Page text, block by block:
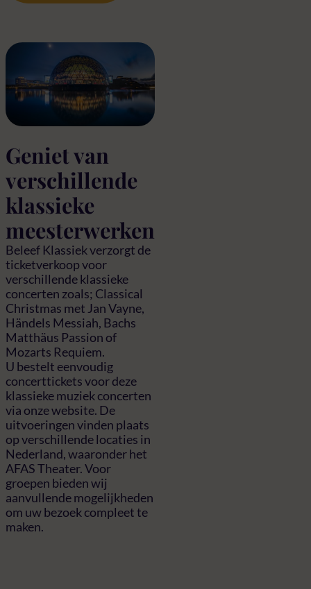
Geniet van
verschillende
klassieke
meesterwerken
Beleef Klassiek verzorgt de
ticketverkoop voor
verschillende klassieke
concerten zoals; Classical
Christmas met Jan Vayne,
Händels Messiah, Bachs
Matthäus Passion of
Mozarts Requiem.
U bestelt eenvoudig
concerttickets voor deze
klassieke muziek concerten
via onze website. De
uitvoeringen vinden plaats
op verschillende locaties in
Nederland, waaronder het
AFAS Theater. Voor
groepen bieden wij
aanvullende mogelijkheden
om uw bezoek compleet te
maken.